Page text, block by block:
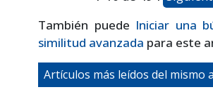
También puede Iniciar una
similitud avanzada para este
Artículos más leídos del mismo